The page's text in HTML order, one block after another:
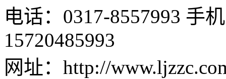
电话：0317-8557993 手
15720485993
网址：http://